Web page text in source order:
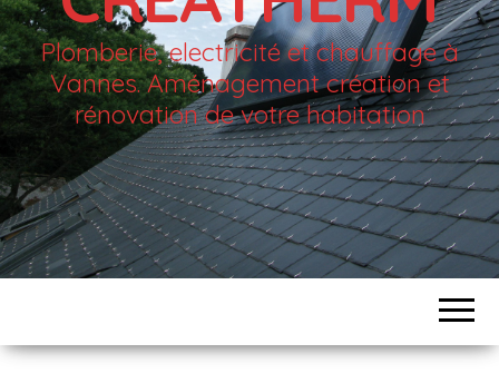
Plomberie, electricité et chauffage à
Vannes. Aménagement création et
rénovation de votre habitation